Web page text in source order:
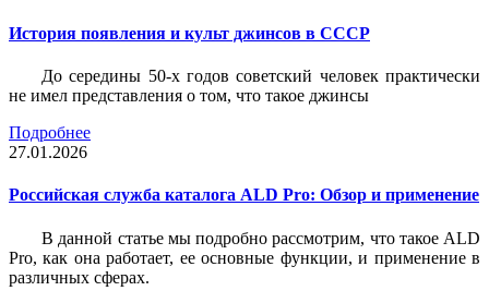
История появления и культ джинсов в СССР
До середины 50-х годов советский человек практически
не имел представления о том, что такое джинсы
Подробнее
27.01.2026
Российская служба каталога ALD Pro: Обзор и применение
В данной статье мы подробно рассмотрим, что такое ALD
Pro, как она работает, ее основные функции, и применение в
различных сферах.